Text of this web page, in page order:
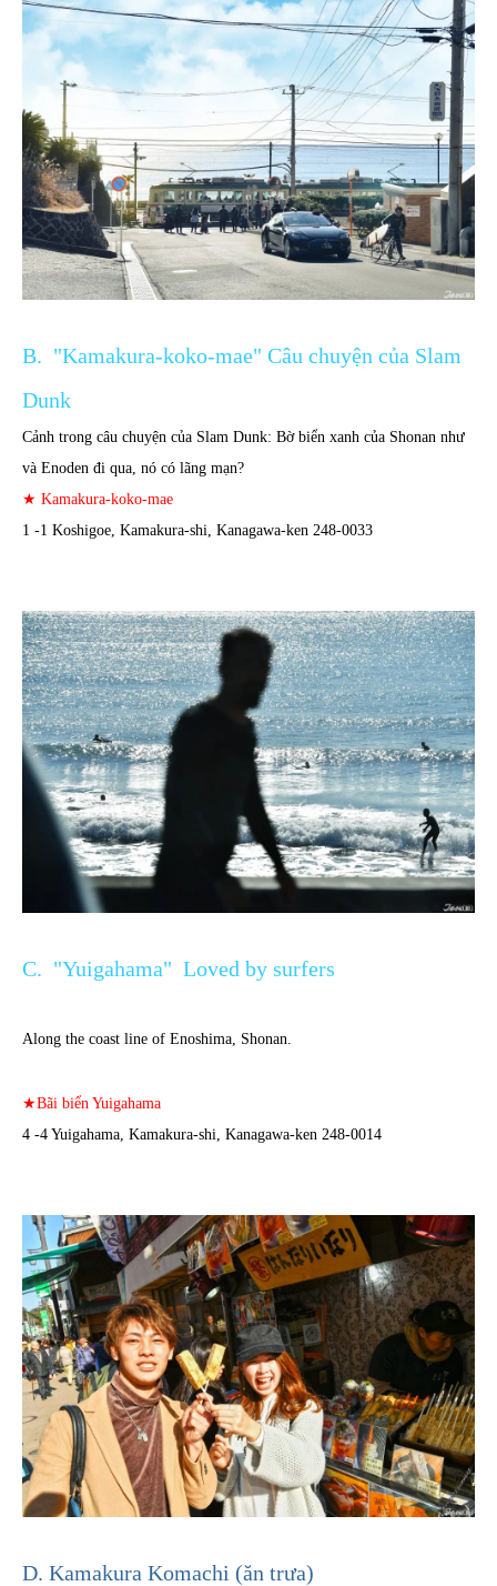
B. "Kamakura-koko-mae" Câu chuyện của Slam
Dunk
Cảnh trong câu chuyện của Slam Dunk: Bờ biển xanh của Shonan như
và Enoden đi qua, nó có lãng mạn?
★ Kamakura-koko-mae
1 -1 Koshigoe, Kamakura-shi, Kanagawa-ken 248-0033
C. "Yuigahama" Loved by surfers
Along the coast line of Enoshima, Shonan.
★Bãi biển Yuigahama
4 -4 Yuigahama, Kamakura-shi, Kanagawa-ken 248-0014
D. Kamakura Komachi (ăn trưa)